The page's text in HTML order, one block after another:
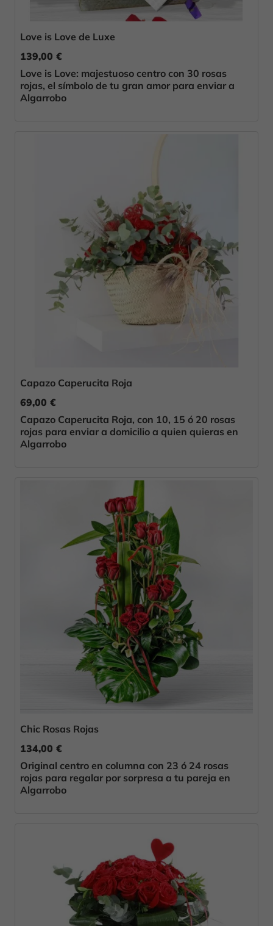
Love is Love de Luxe
139,00 €
Love is Love: majestuoso centro con 30 rosas
rojas, el símbolo de tu gran amor para enviar a
Algarrobo
Capazo Caperucita Roja
69,00 €
Capazo Caperucita Roja, con 10, 15 ó 20 rosas
rojas para enviar a domicilio a quien quieras en
Algarrobo
Chic Rosas Rojas
134,00 €
Original centro en columna con 23 ó 24 rosas
rojas para regalar por sorpresa a tu pareja en
Algarrobo